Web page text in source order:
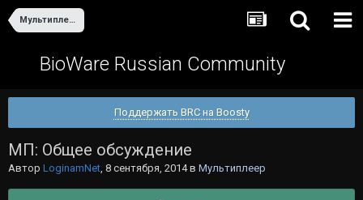
Мультиплеер
BioWare Russian Community
Поддержать BRC на Boosty
МП: Общее обсуждение
Автор LoginamNet, 8 сентября, 2014в Мультиплеер